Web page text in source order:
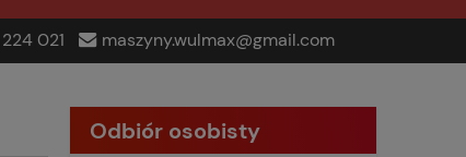
021 maszyny.wulmax@gmail.com
Odbiór osobisty